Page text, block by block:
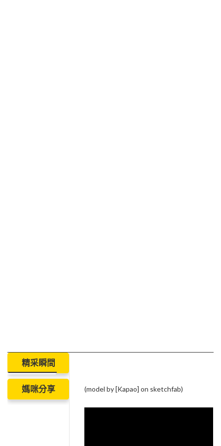
精采瞬間
媽咪分享 (model by [Kapao] on sketchfab)